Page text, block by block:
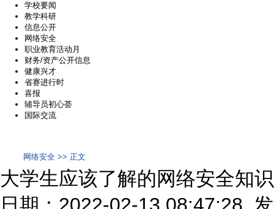
学校要闻
教学科研
信息公开
网络安全
职业教育活动月
财务/资产公开信息
健康兴才
省赛进行时
喜报
辅导员初心荟
国际交流
网络安全 >> 正文
大学生应该了解的网络安全知识